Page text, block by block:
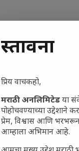
जोम प्रदर्शित
आणि एकमेव आधार
ही काया मातीतच
तो मातीतच
मूलद्रव्ये शेतीच्या
प्रस्तावना
प्रिय वाचकहो,
मराठी अनलिमिटेडया
पोहोचवण्याच्या उद्देशाने
प्रेम, विश्वास आणि
आम्हाला अभिमान आहे.